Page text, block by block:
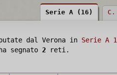
Serie A (16)
dal Verona in Serie A
segnato 2 reti.